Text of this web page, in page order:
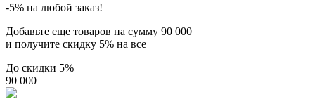
-5% на любой заказ!
Добавьте еще товаров на сумму 90 000
и получите скидку 5% на все
До скидки 5%
90 000